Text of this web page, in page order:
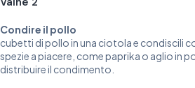
Condire il
cubetti di pollo in una ciotola e condiscili
spezie a piacere, come paprika o aglio in
distribuire il condimento.